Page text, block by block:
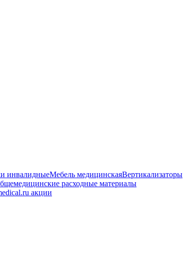
инвалидныеМебель медицинскаяВертикализаторы
расходные материалы
акции